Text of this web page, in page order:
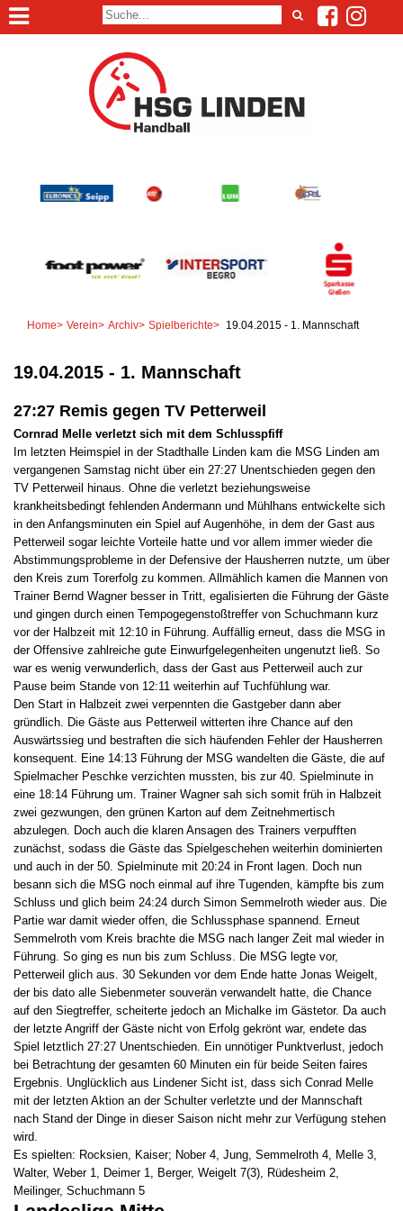
Home> Verein> Archiv> Spielberichte> 19.04.2015 - 1. Mannschaft
19.04.2015 - 1. Mannschaft
27:27 Remis gegen TV Petterweil
Cornrad Melle verletzt sich mit dem Schlusspfiff
Im letzten Heimspiel in der Stadthalle Linden kam die MSG Linden am
vergangenen Samstag nicht über ein 27:27 Unentschieden gegen den
TV Petterweil hinaus. Ohne die verletzt beziehungsweise
krankheitsbedingt fehlenden Andermann und Mühlhans entwickelte sich
in den Anfangsminuten ein Spiel auf Augenhöhe, in dem der Gast aus
Petterweil sogar leichte Vorteile hatte und vor allem immer wieder die
Abstimmungsprobleme in der Defensive der Hausherren nutzte, um über
den Kreis zum Torerfolg zu kommen. Allmählich kamen die Mannen von
Trainer Bernd Wagner besser in Tritt, egalisierten die Führung der Gäste
und gingen durch einen Tempogegenstoßtreffer von Schuchmann kurz
vor der Halbzeit mit 12:10 in Führung. Auffällig erneut, dass die MSG in
der Offensive zahlreiche gute Einwurfgelegenheiten ungenutzt ließ. So
war es wenig verwunderlich, dass der Gast aus Petterweil auch zur
Pause beim Stande von 12:11 weiterhin auf Tuchfühlung war.
Den Start in Halbzeit zwei verpennten die Gastgeber dann aber
gründlich. Die Gäste aus Petterweil witterten ihre Chance auf den
Auswärtssieg und bestraften die sich häufenden Fehler der Hausherren
konsequent. Eine 14:13 Führung der MSG wandelten die Gäste, die auf
Spielmacher Peschke verzichten mussten, bis zur 40. Spielminute in
eine 18:14 Führung um. Trainer Wagner sah sich somit früh in Halbzeit
zwei gezwungen, den grünen Karton auf dem Zeitnehmertisch
abzulegen. Doch auch die klaren Ansagen des Trainers verpufften
zunächst, sodass die Gäste das Spielgeschehen weiterhin dominierten
und auch in der 50. Spielminute mit 20:24 in Front lagen. Doch nun
besann sich die MSG noch einmal auf ihre Tugenden, kämpfte bis zum
Schluss und glich beim 24:24 durch Simon Semmelroth wieder aus. Die
Partie war damit wieder offen, die Schlussphase spannend. Erneut
Semmelroth vom Kreis brachte die MSG nach langer Zeit mal wieder in
Führung. So ging es nun bis zum Schluss. Die MSG legte vor,
Petterweil glich aus. 30 Sekunden vor dem Ende hatte Jonas Weigelt,
der bis dato alle Siebenmeter souverän verwandelt hatte, die Chance
auf den Siegtreffer, scheiterte jedoch an Michalke im Gästetor. Da auch
der letzte Angriff der Gäste nicht von Erfolg gekrönt war, endete das
Spiel letztlich 27:27 Unentschieden. Ein unnötiger Punktverlust, jedoch
bei Betrachtung der gesamten 60 Minuten ein für beide Seiten faires
Ergebnis. Unglücklich aus Lindener Sicht ist, dass sich Conrad Melle
mit der letzten Aktion an der Schulter verletzte und der Mannschaft
nach Stand der Dinge in dieser Saison nicht mehr zur Verfügung stehen
wird.
Es spielten: Rocksien, Kaiser; Nober 4, Jung, Semmelroth 4, Melle 3,
Walter, Weber 1, Deimer 1, Berger, Weigelt 7(3), Rüdesheim 2,
Meilinger, Schuchmann 5